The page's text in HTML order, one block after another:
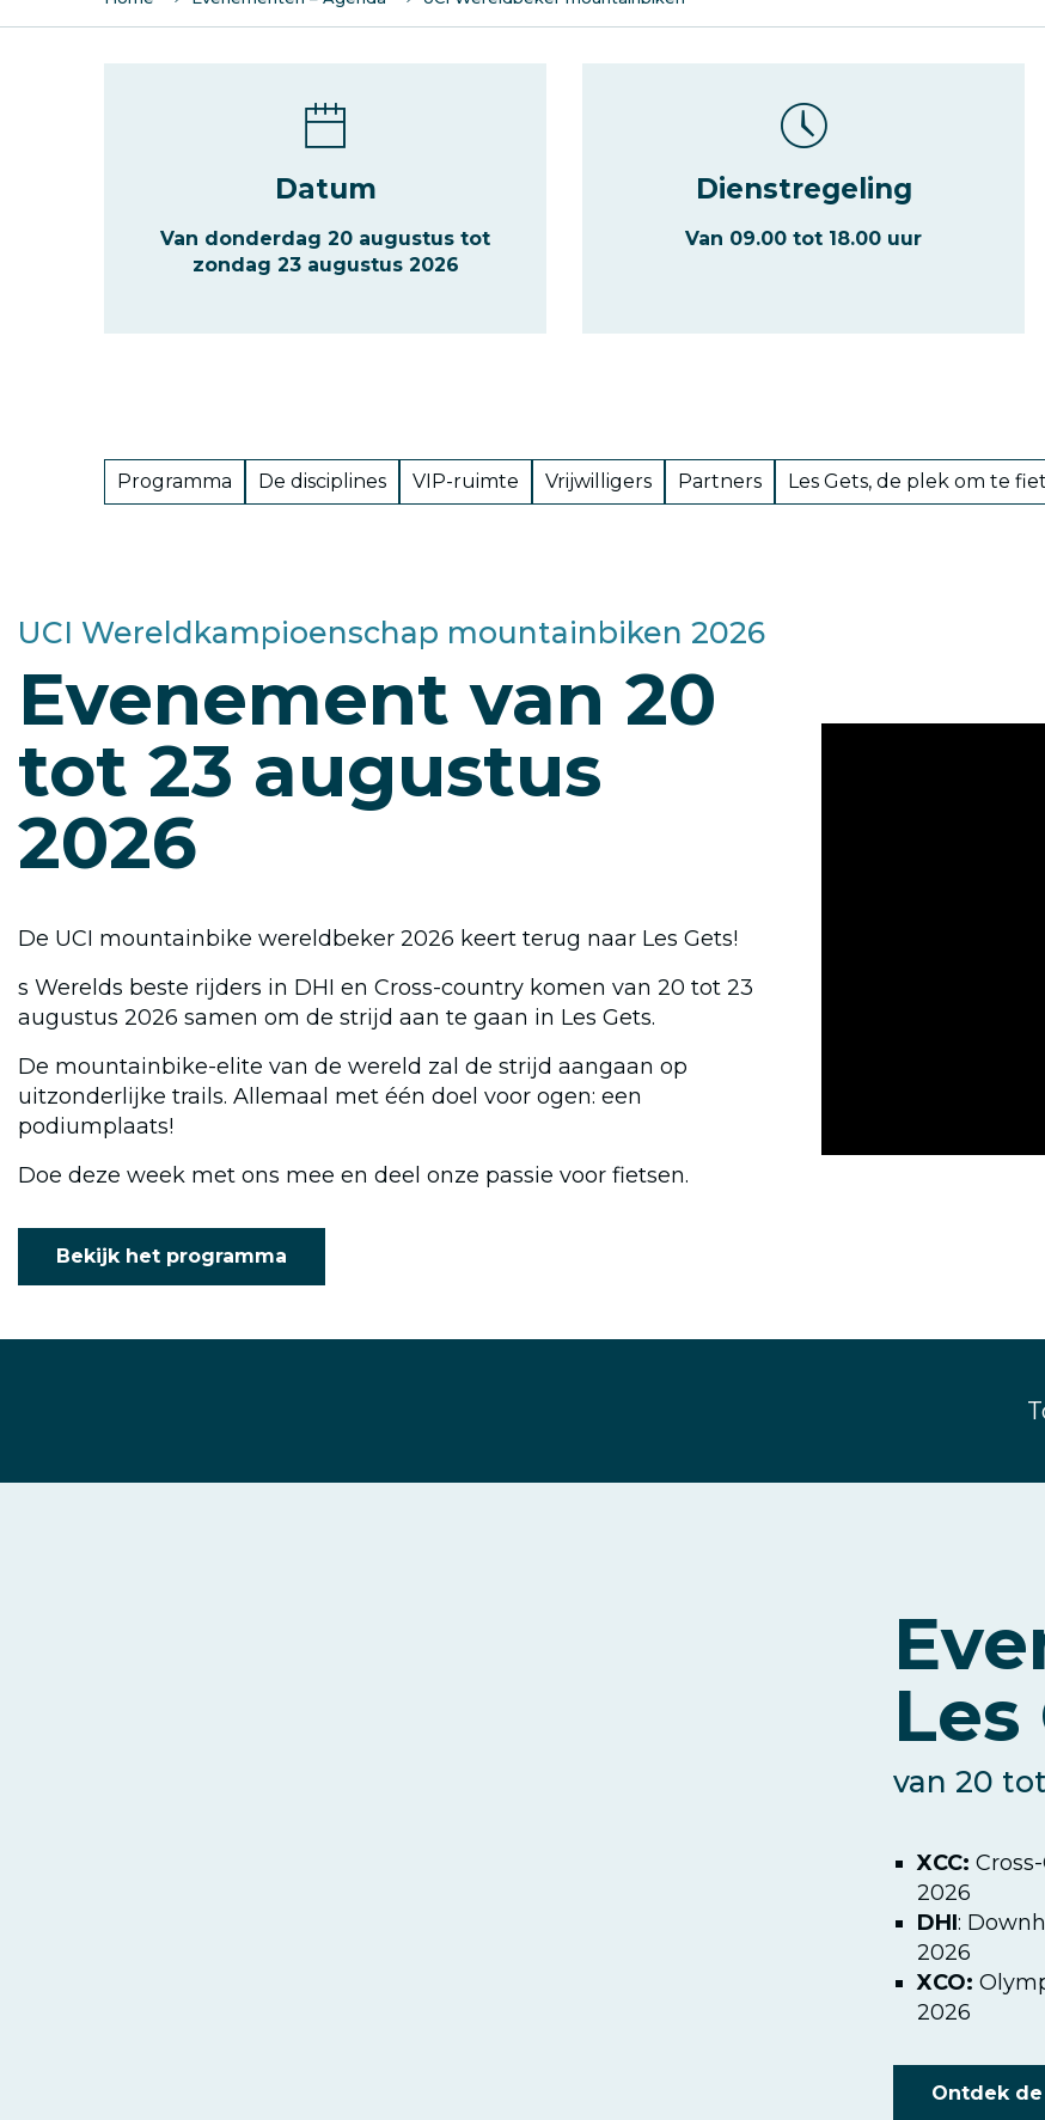
Datum
Van donderdag 20 augustus tot
zondag 23 augustus 2026
Dienstregeling
Van 09.00 tot 18.00 uur
Programma De disciplines VIP-ruimte Vrijwilligers Partners Les Gets, de plek om te
de
plek
om
te
fietsen
UCI Wereldkampioenschap mountainbiken 2026
Evenement van 20
tot 23 augustus
2026
De UCI mountainbike wereldbeker 2026 keert terug naar Les Gets!
s Werelds beste rijders in DHI en Cross-country komen van 20 tot 23
augustus 2026 samen om de strijd aan te gaan in Les Gets.
De mountainbike-elite van de wereld zal de strijd aangaan op
uitzonderlijke trails. Allemaal met één doel voor ogen: een
podiumplaats!
Doe deze week met ons mee en deel onze passie voor fietsen.
Bekijk het programma
Les
van 20
XCC:
2026
DHI:
2026
XCO:
2026
Ontdek